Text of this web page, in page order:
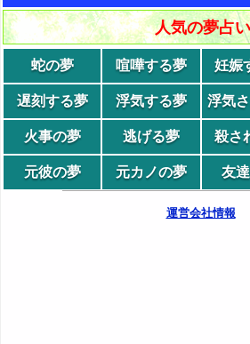
人気の夢占い
蛇の夢 喧嘩する夢 妊娠
遅刻する夢 浮気する夢 浮気
火事の夢 逃げる夢 殺さ
元彼の夢 元カノの夢 友
運営会社情報